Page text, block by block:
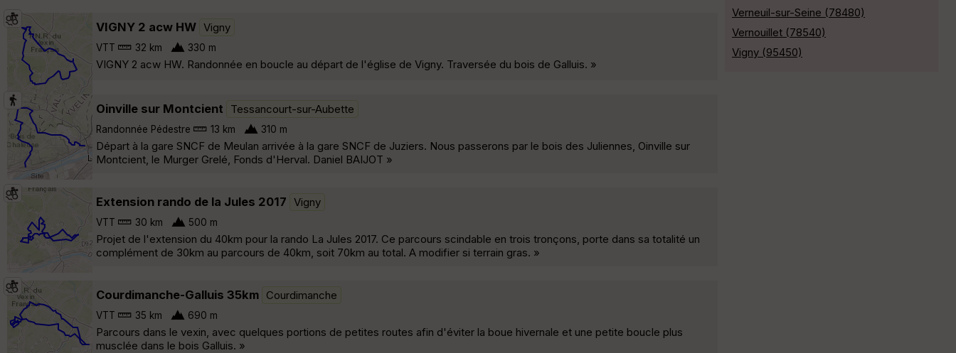
VIGNY 2 acw HW Vigny
VTT 32 km 330 m
VIGNY 2 acw HW. Randonnée en boucle au départ de l'église de Vigny. Traversée du bois de Galluis. »
Oinville sur Montcient Tessancourt-sur-Aubette
Randonnée Pédestre 13 km 310 m
Départ à la gare SNCF de Meulan arrivée à la gare SNCF de Juziers. Nous passerons par le bois des Juliennes, Oinville sur
Montcient, le Murger Grelé, Fonds d'Herval. Daniel BAIJOT »
Extension rando de la Jules 2017 Vigny
VTT 30 km 500 m
Projet de l'extension du 40km pour la rando La Jules 2017. Ce parcours scindable en trois tronçons, porte dans sa totalité un
complément de 30km au parcours de 40km, soit 70km au total. A modifier si terrain gras. »
Courdimanche-Galluis 35km Courdimanche
VTT 35 km 690 m
Parcours dans le vexin, avec quelques portions de petites routes afin d'éviter la boue hivernale et une petite boucle plus
musclée dans le bois Galluis. »
Verneuil-sur-Seine (78480)
Vernouillet (78540)
Vigny (95450)